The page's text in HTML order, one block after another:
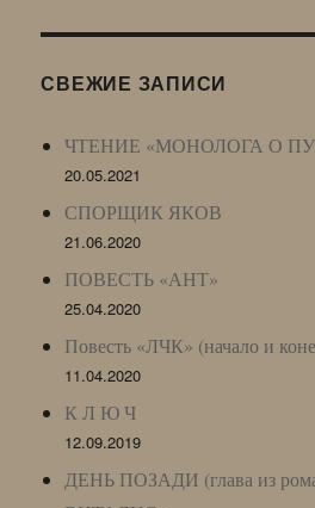
LJ
СВЕЖИЕ ЗАПИСИ
ЧТЕНИЕ «МОНОЛОГА О
20.05.2021
СПОРЩИК ЯКОВ
21.06.2020
ПОВЕСТЬ «АНТ»
25.04.2020
Повесть «ЛЧК» (начало и
11.04.2020
К Л Ю Ч
12.09.2019
ДЕНЬ ПОЗАДИ (глава из